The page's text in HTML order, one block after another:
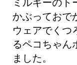
かぶっておで
ウェアでくつ
るペコちゃん
ました。